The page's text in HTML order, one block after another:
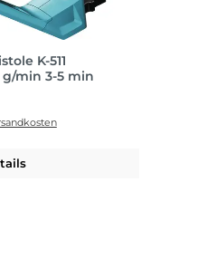
K-511
min 3-5 min